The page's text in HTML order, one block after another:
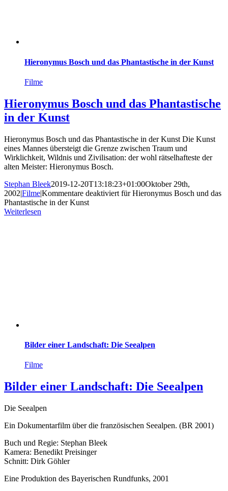
Hieronymus Bosch und das Phantastische in der Kunst
Filme
Hieronymus Bosch und das Phantastische
in der Kunst
Hieronymus Bosch und das Phantastische in der Kunst Die Kunst
eines Mannes übersteigt die Grenze zwischen Traum und
Wirklichkeit, Wildnis und Zivilisation: der wohl rätselhafteste der
alten Meister: Hieronymus Bosch.
Stephan Bleek2019-12-20T13:18:23+01:00Oktober 29th,
2002|Filme|Kommentare deaktiviert für Hieronymus Bosch und das
Phantastische in der Kunst
Weiterlesen
Bilder einer Landschaft: Die Seealpen
Filme
Bilder einer Landschaft: Die Seealpen
Die Seealpen
Ein Dokumentarfilm über die französischen Seealpen. (BR 2001)
Buch und Regie: Stephan Bleek
Kamera: Benedikt Preisinger
Schnitt: Dirk Göhler
Eine Produktion des Bayerischen Rundfunks, 2001